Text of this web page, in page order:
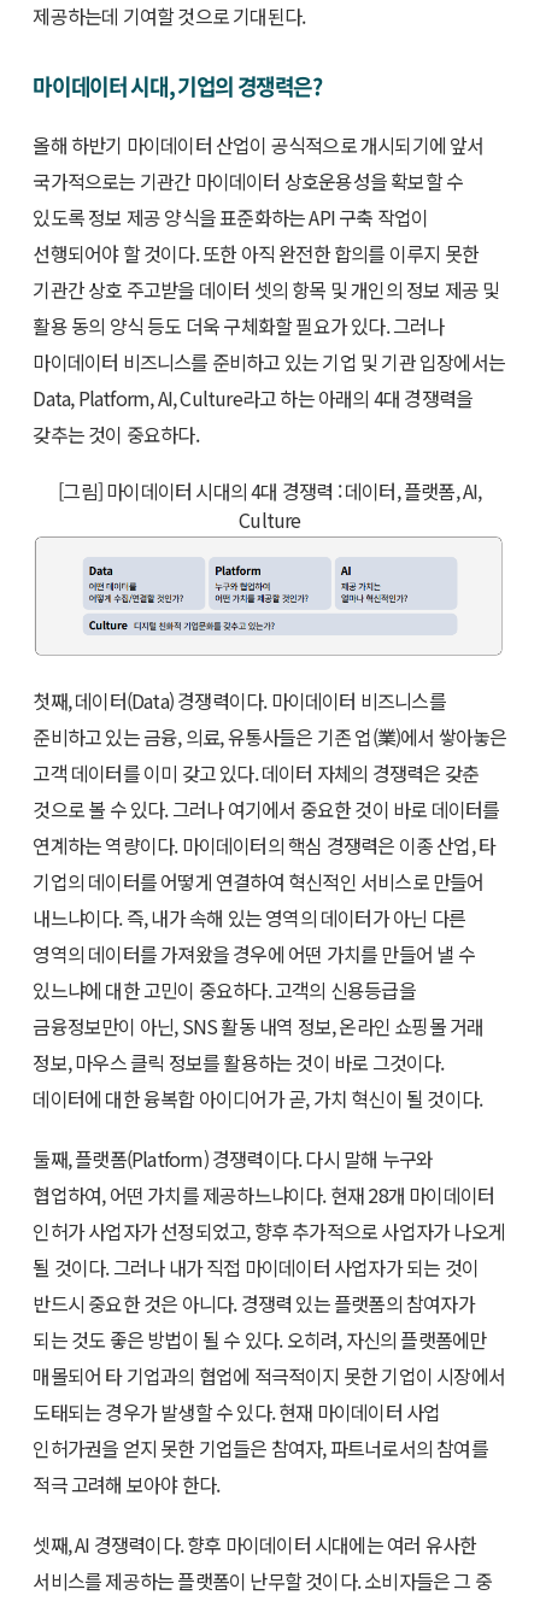
제공하는데 기여할 것으로 기대된다.
마이데이터 시대, 기업의 경쟁력은?
올해 하반기 마이데이터 산업이 공식적으로 개시되기에 앞서
국가적으로는 기관간 마이데이터 상호운용성을 확보할 수
있도록 정보 제공 양식을 표준화하는 API 구축 작업이
선행되어야 할 것이다. 또한 아직 완전한 합의를 이루지 못한
기관간 상호 주고받을 데이터 셋의 항목 및 개인의 정보 제공 및
활용 동의 양식 등도 더욱 구체화할 필요가 있다. 그러나
마이데이터 비즈니스를 준비하고 있는 기업 및 기관 입장에서는
Data, Platform, AI, Culture라고 하는 아래의 4대 경쟁력을
갖추는 것이 중요하다.
[그림] 마이데이터 시대의 4대 경쟁력 : 데이터, 플랫폼, AI,
Culture
첫째, 데이터(Data) 경쟁력이다. 마이데이터 비즈니스를
준비하고 있는 금융, 의료, 유통사들은 기존 업(業)에서 쌓아놓은
고객 데이터를 이미 갖고 있다. 데이터 자체의 경쟁력은 갖춘
것으로 볼 수 있다. 그러나 여기에서 중요한 것이 바로 데이터를
연계하는 역량이다. 마이데이터의 핵심 경쟁력은 이종 산업, 타
기업의 데이터를 어떻게 연결하여 혁신적인 서비스로 만들어
내느냐이다. 즉, 내가 속해 있는 영역의 데이터가 아닌 다른
영역의 데이터를 가져왔을 경우에 어떤 가치를 만들어 낼 수
있느냐에 대한 고민이 중요하다. 고객의 신용등급을
금융정보만이 아닌, SNS 활동 내역 정보, 온라인 쇼핑몰 거래
정보, 마우스 클릭 정보를 활용하는 것이 바로 그것이다.
데이터에 대한 융복합 아이디어가 곧, 가치 혁신이 될 것이다.
둘째, 플랫폼(Platform) 경쟁력이다. 다시 말해 누구와
협업하여, 어떤 가치를 제공하느냐이다. 현재 28개 마이데이터
인허가 사업자가 선정되었고, 향후 추가적으로 사업자가 나오게
될 것이다. 그러나 내가 직접 마이데이터 사업자가 되는 것이
반드시 중요한 것은 아니다. 경쟁력 있는 플랫폼의 참여자가
되는 것도 좋은 방법이 될 수 있다. 오히려, 자신의 플랫폼에만
매몰되어 타 기업과의 협업에 적극적이지 못한 기업이 시장에서
도태되는 경우가 발생할 수 있다. 현재 마이데이터 사업
인허가권을 얻지 못한 기업들은 참여자, 파트너로서의 참여를
적극 고려해 보아야 한다.
셋째, AI 경쟁력이다. 향후 마이데이터 시대에는 여러 유사한
서비스를 제공하는 플랫폼이 난무할 것이다. 소비자들은 그 중